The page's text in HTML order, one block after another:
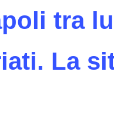
tra
La